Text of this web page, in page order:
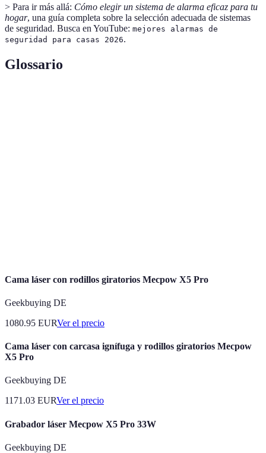
> Para ir más allá: Cómo elegir un sistema de alarma eficaz para tu
hogar, una guía completa sobre la selección adecuada de sistemas
de seguridad. Busca en YouTube: mejores alarmas de
seguridad para casas 2026.
Glossario
Cama láser con rodillos giratorios Mecpow X5 Pro
Geekbuying DE
1080.95 EURVer el precio
Cama láser con carcasa ignífuga y rodillos giratorios Mecpow
X5 Pro
Geekbuying DE
1171.03 EURVer el precio
Grabador láser Mecpow X5 Pro 33W
Geekbuying DE